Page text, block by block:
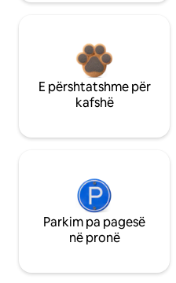
E përshtatshme për
kafshë
Parkim pa pagesë
në pronë